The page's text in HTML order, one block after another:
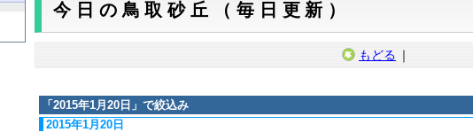
今日の鳥取砂丘（毎日更新）
もどる ｜
「 2015年1月20日 」で絞込み
2015年1月20日